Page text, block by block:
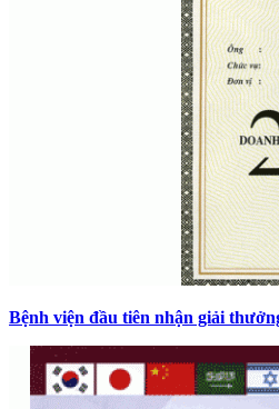
Bệnh viện đầu tiên nhận giải